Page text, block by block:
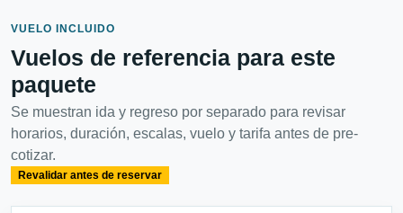
VUELO INCLUIDO
Vuelos de referencia para este
paquete
Se muestran ida y regreso por separado para revisar
horarios, duración, escalas, vuelo y tarifa antes de pre-
cotizar.
Revalidar antes de reservar